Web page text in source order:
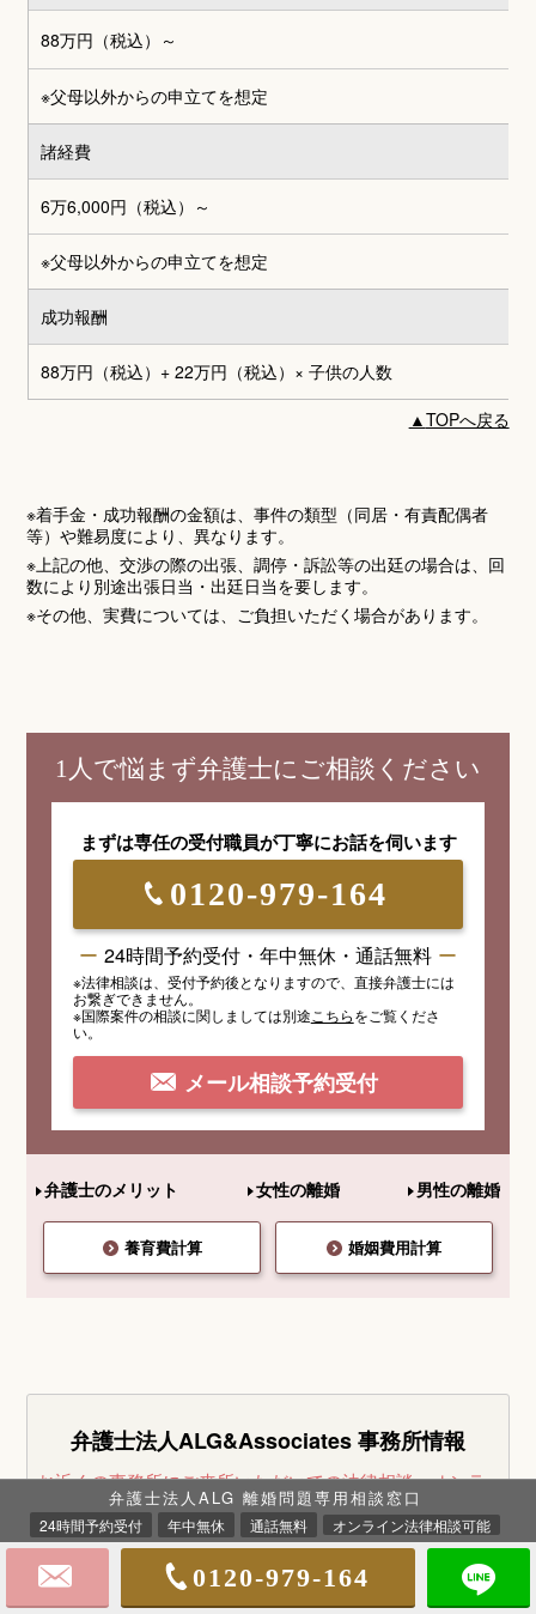
88万円（税込）～
※父母以外からの申立てを想定
諸経費
6万6,000円 （税込）～
※父母以外からの申立てを想定
成功報酬
88万円（税込）+ 22万円（税込） × 子供の人数
▲TOPへ戻る
※着手金・成功報酬の金額は、事件の類型（同居・有責配偶者
等）や難易度により、異なります。
※上記の他、交渉の際の出張、調停・訴訟等の出廷の場合は、回
数により別途出張日当・出廷日当を要します。
※その他、実費については、ご負担いただく場合があります。
1人で悩まず弁護士にご相談ください
まずは専任の受付職員が丁寧にお話を伺います
0120-979-164
24時間予約受付・年中無休・通話無料
※法律相談は、受付予約後となりますので、 直接弁護士には
お繋ぎできません。
※国際案件の相談に関しましては別途 こちらをご覧くださ
い。
メール相談予約受付
弁護士のメリット 女性の離婚 男性の離婚
養育費計算 婚姻費用計算
弁護士法人ALG&Associates事務所情報
お近くの事務所にご来所いただいての法律相談・オンラ
イン法律相談は30分無料です。お気軽にお問い合せくだ
さい。
※事案により無料法律相談に
弁護士法人ALG 離婚問題専用相談窓口
24時間予約受付 年中無休 通話無料 オンライン法律相談可能
0120-979-164